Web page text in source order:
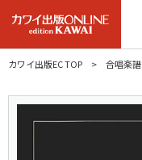
カワイ出版EC TOP 合唱楽譜